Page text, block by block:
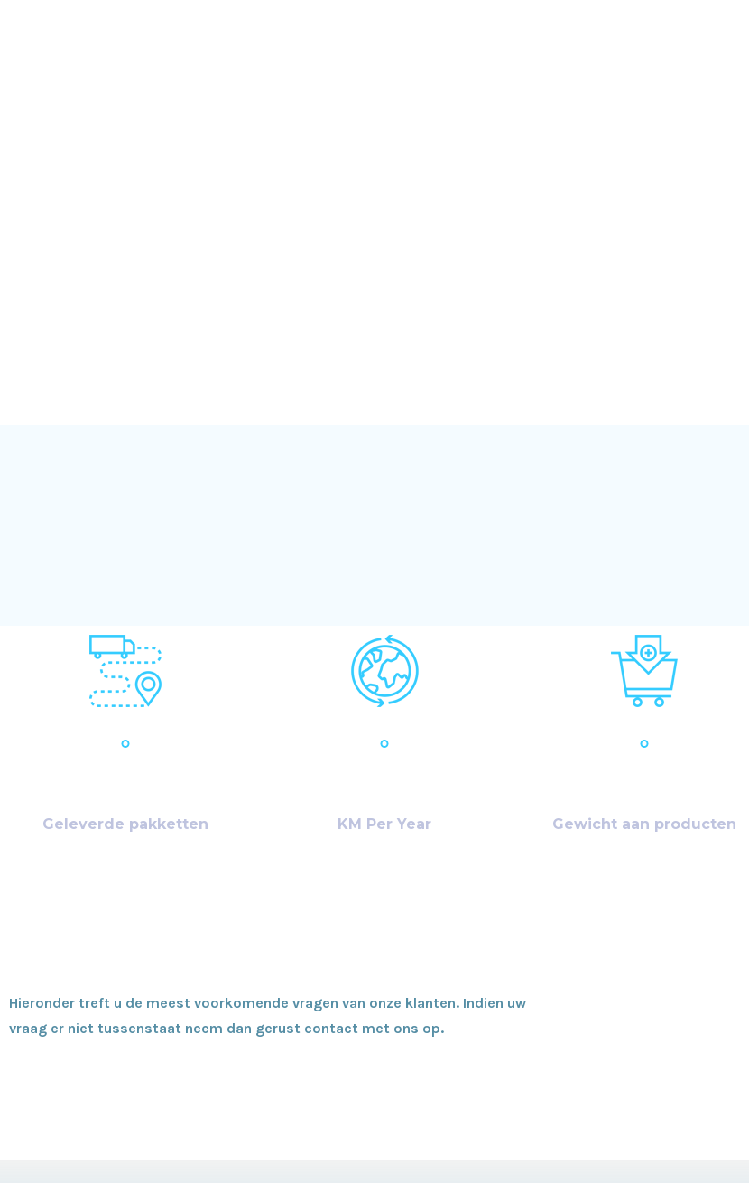
Geleverde pakketten KM Per Year Gewicht aan producten
Hieronder treft u de meest voorkomende vragen van onze klanten. Indien uw
vraag er niet tussenstaat neem dan gerust contact met ons op.